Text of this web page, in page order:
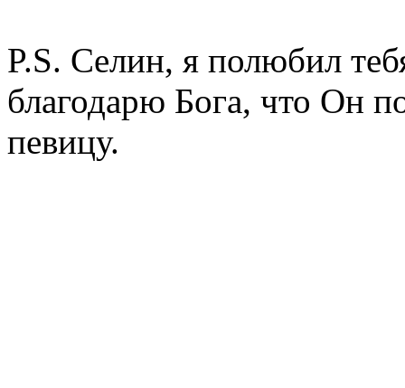
P.S. Селин, я полюбил
благодарю Бога, что Он
певицу.